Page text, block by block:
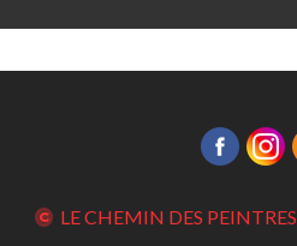
LE CHEMIN DES PEINTRES